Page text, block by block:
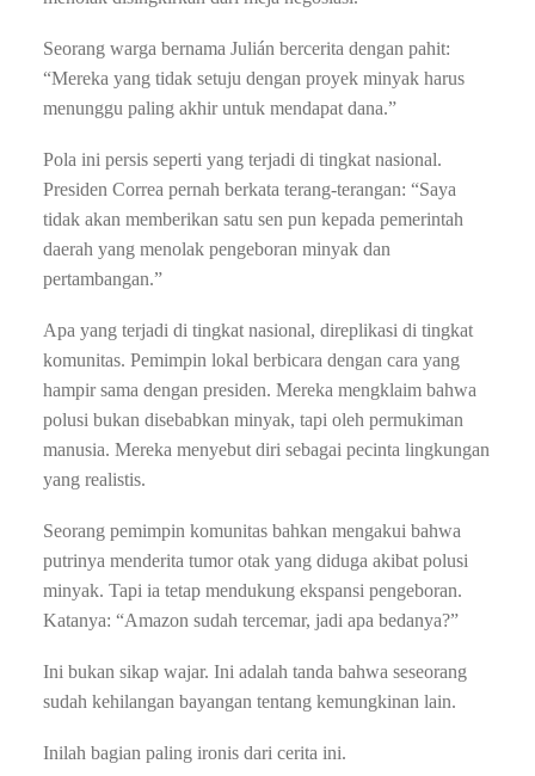
Seorang warga bernama Julián bercerita dengan pahit:
“Mereka yang tidak setuju dengan proyek minyak harus
menunggu paling akhir untuk mendapat dana.”
Pola ini persis seperti yang terjadi di tingkat nasional.
Presiden Correa pernah berkata terang-terangan: “Saya
tidak akan memberikan satu sen pun kepada pemerintah
daerah yang menolak pengeboran minyak dan
pertambangan.”
Apa yang terjadi di tingkat nasional, direplikasi di tingkat
komunitas. Pemimpin lokal berbicara dengan cara yang
hampir sama dengan presiden. Mereka mengklaim bahwa
polusi bukan disebabkan minyak, tapi oleh permukiman
manusia. Mereka menyebut diri sebagai pecinta lingkungan
yang realistis.
Seorang pemimpin komunitas bahkan mengakui bahwa
putrinya menderita tumor otak yang diduga akibat polusi
minyak. Tapi ia tetap mendukung ekspansi pengeboran.
Katanya: “Amazon sudah tercemar, jadi apa bedanya?”
Ini bukan sikap wajar. Ini adalah tanda bahwa seseorang
sudah kehilangan bayangan tentang kemungkinan lain.
Inilah bagian paling ironis dari cerita ini.